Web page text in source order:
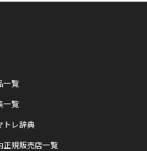
一覧
一覧
トレ辞典
正規販売店一覧